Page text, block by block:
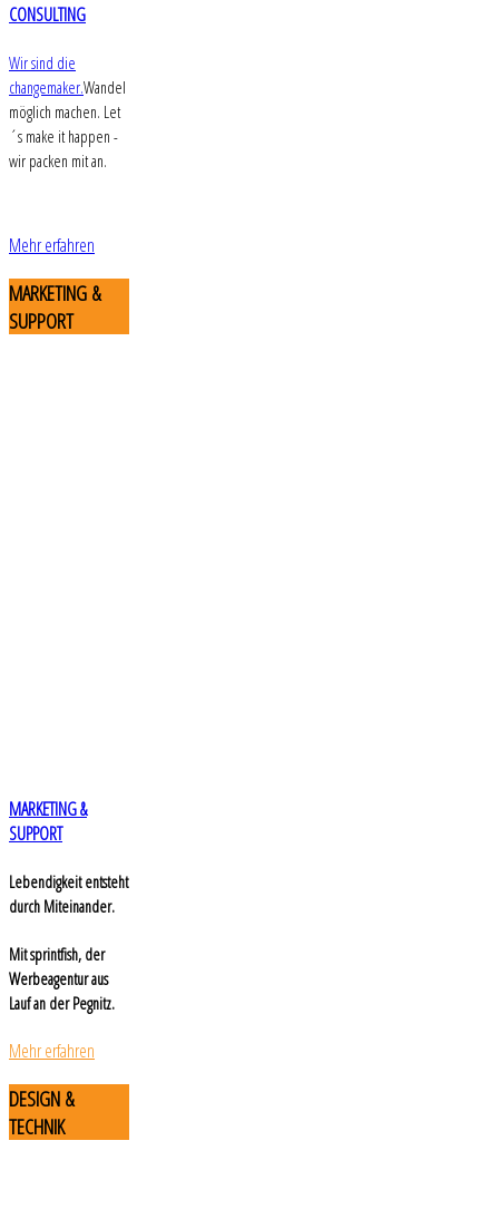
CONSULTING
Wir sind die
changemaker.Wandel
möglich machen. Let
´s make it happen -
wir packen mit an.
Mehr erfahren
MARKETING &
SUPPORT
MARKETING &
SUPPORT
Lebendigkeit entsteht
durch Miteinander.
Mit sprintfish, der
Werbeagentur aus
Lauf an der Pegnitz.
Mehr erfahren
DESIGN &
TECHNIK